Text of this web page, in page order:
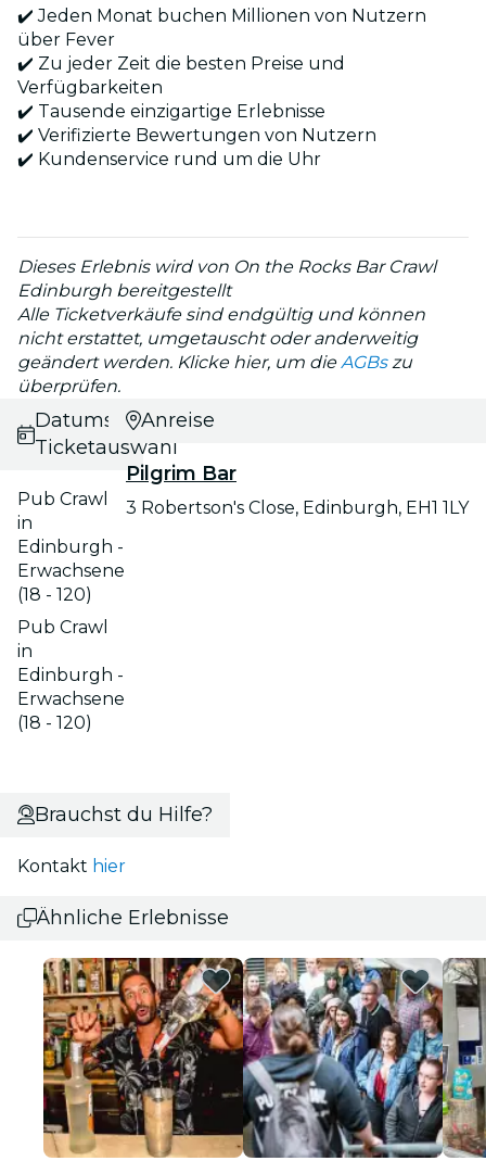
✔️ Jeden Monat buchen Millionen von Nutzern
über Fever
✔️ Zu jeder Zeit die besten Preise und
Verfügbarkeiten
✔️ Tausende einzigartige Erlebnisse
✔️ Verifizierte Bewertungen von Nutzern
✔️ Kundenservice rund um die Uhr
Dieses Erlebnis wird von On the Rocks Bar Crawl
Edinburgh bereitgestellt
Alle Ticketverkäufe sind endgültig und können
nicht erstattet, umgetauscht oder anderweitig
geändert werden. Klicke hier, um die AGBszu
überprüfen.
Datums- und
Ticketauswahl
Pub Crawl
in
Edinburgh -
Erwachsene
(18 - 120)
Pub Crawl
in
Edinburgh -
Erwachsene
(18 - 120)
Anreise
Pilgrim Bar
3 Robertson's Close, Edinburgh, EH1 1LY
Brauchst du Hilfe?
Kontakt hier
Ähnliche Erlebnisse